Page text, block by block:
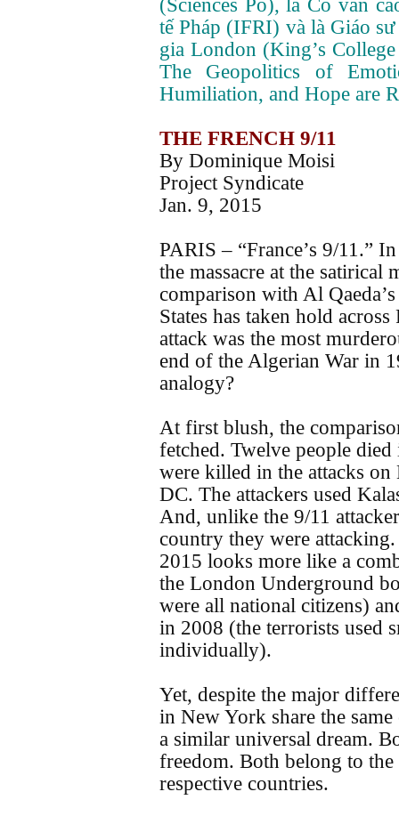
(Sciences Po), là Cố vấn
tế Pháp (IFRI) và là Giáo
gia London (King’s
The Geopolitics of
Humiliation, and Hope are
THE FRENCH 9/11
By Dominique Moisi
Project Syndicate
Jan. 9, 2015
PARIS – “France’s 9/11.”
the massacre at the satirical
comparison with Al
States has taken hold
attack was the most
end of the Algerian War in
analogy?
At first blush, the
fetched. Twelve people
were killed in the attacks
DC. The attackers used
And, unlike the 9/11
country they were
2015 looks more like a
the London Underground
were all national citizens)
in 2008 (the terrorists used
individually).
Yet, despite the major
in New York share the
a similar universal dream.
freedom. Both belong to
respective countries.